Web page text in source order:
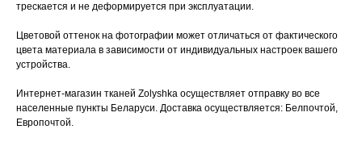
трескается и не деформируется при эксплуатации.
Цветовой оттенок на фотографии может отличаться от фактического
цвета материала в зависимости от индивидуальных настроек вашего
устройства.
Интернет-магазин тканей Zolyshka осуществляет отправку во все
населенные пункты Беларуси. Доставка осуществляется: Белпочтой,
Европочтой.